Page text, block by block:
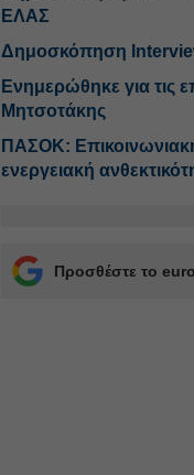
ΕΛΑΣ
Δημοσκόπηση
Ενημερώθηκε για τις
Μητσοτάκης
ΠΑΣΟΚ:
ενεργειακή
Προσθέστε το